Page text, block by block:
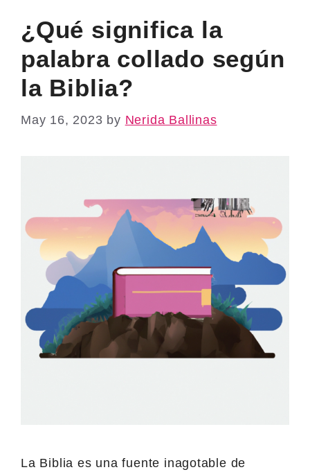
¿Qué significa la
palabra collado según
la Biblia?
May 16, 2023 by Nerida Ballinas
La Biblia es una fuente inagotable de